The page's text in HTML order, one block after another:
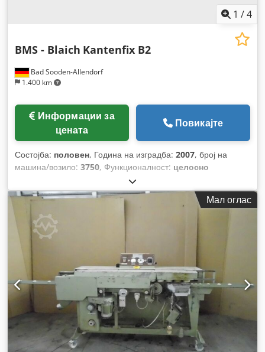
1 /4
Bad Sooden-Allendorf
1.400 km
BMS - Blaich Kantenfix B2
цената
Повикајте
Состојба: половен, Година на изградба: 2007, број на
машина/возило: 3750, Функционалност: целосно
Мал оглас